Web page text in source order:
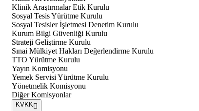
Klinik Araştırmalar Etik Kurulu
Sosyal Tesis Yürütme Kurulu
Sosyal Tesisler İşletmesi Denetim Kurulu
Kurum Bilgi Güvenliği Kurulu
Strateji Geliştirme Kurulu
Sınai Mülkiyet Hakları Değerlendirme Kurulu
TTO Yürütme Kurulu
Yayın Komisyonu
Yemek Servisi Yürütme Kurulu
Yönetmelik Komisyonu
Diğer Komisyonlar
KVKK